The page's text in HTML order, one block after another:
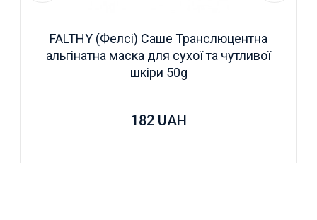
FALTHY (Фелсі) Саше Транслюцентна
альгінатна маска для сухої та чутливої
шкіри 50g
182 UAH